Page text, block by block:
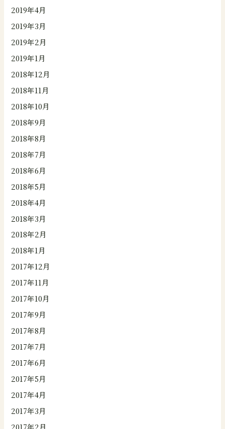
2019年4月
2019年3月
2019年2月
2019年1月
2018年12月
2018年11月
2018年10月
2018年9月
2018年8月
2018年7月
2018年6月
2018年5月
2018年4月
2018年3月
2018年2月
2018年1月
2017年12月
2017年11月
2017年10月
2017年9月
2017年8月
2017年7月
2017年6月
2017年5月
2017年4月
2017年3月
2017年2月